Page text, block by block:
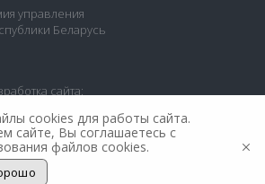
управления
Беларусь
сайта:
cookies для работы сайта.
сайте, Вы соглашаетесь с
файлов cookies.